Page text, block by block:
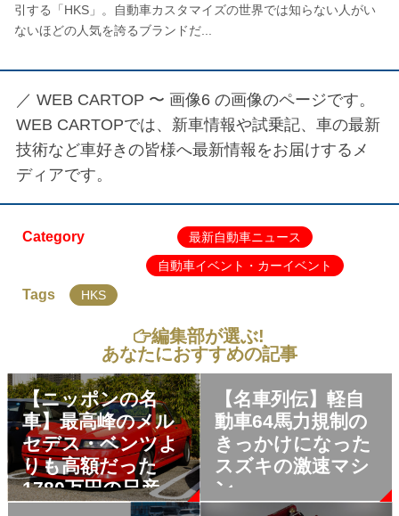
引する「HKS」。自動車カスタマイズの世界では知らない人がい
ないほどの人気を誇るブランドだ...
／ WEB CARTOP 〜 画像6 の画像のページです。
WEB CARTOPでは、新車情報や試乗記、車の最新
技術など車好きの皆様へ最新情報をお届けするメ
ディアです。
Category
最新自動車ニュース
自動車イベント・カーイベント
Tags HKS
編集部が選ぶ!
あなたにおすすめの記事
【ニッポンの名
車】最高峰のメル
セデス・ベンツよ
りも高額だった
1780万円の日産
【名車列伝】軽自
動車64馬力規制の
きっかけになった
スズキの激速マシ
ン